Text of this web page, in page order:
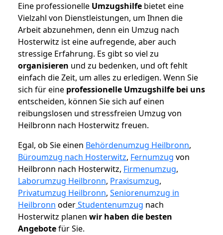
Eine professionelle Umzugshilfe bietet eine
Vielzahl von Dienstleistungen, um Ihnen die
Arbeit abzunehmen, denn ein Umzug nach
Hosterwitz ist eine aufregende, aber auch
stressige Erfahrung. Es gibt so viel zu
organisieren und zu bedenken, und oft fehlt
einfach die Zeit, um alles zu erledigen. Wenn Sie
sich für eine professionelle Umzugshilfe bei uns
entscheiden, können Sie sich auf einen
reibungslosen und stressfreien Umzug von
Heilbronn nach Hosterwitz freuen.
Egal, ob Sie einen Behördenumzug Heilbronn,
Büroumzug nach Hosterwitz, Fernumzug von
Heilbronn nach Hosterwitz, Firmenumzug,
Laborumzug Heilbronn, Praxisumzug,
Privatumzug Heilbronn, Seniorenumzug in
Heilbronn oderStudentenumzug nach
Hosterwitz planen wir haben die besten
Angebotefür Sie.